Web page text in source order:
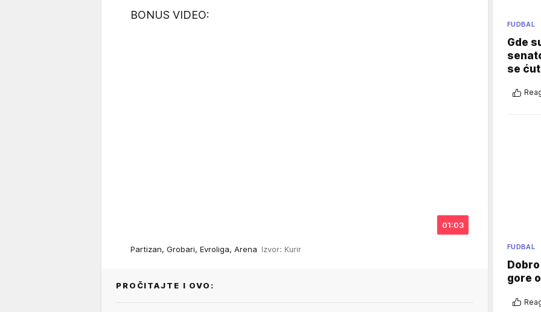
BONUS VIDEO:
01:03
Partizan, Grobari, Evroliga, Arena Izvor: Kurir
PROČITAJTE I OVO:
FUDBAL
Gde
se
FUDBAL
gore